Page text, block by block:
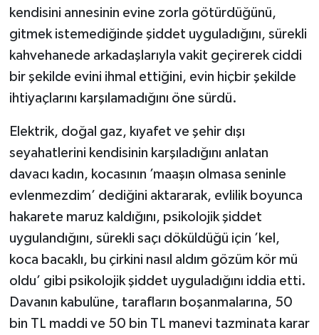
kendisini annesinin evine zorla götürdüğünü,
gitmek istemediğinde şiddet uyguladığını, sürekli
kahvehanede arkadaşlarıyla vakit geçirerek ciddi
bir şekilde evini ihmal ettiğini, evin hiçbir şekilde
ihtiyaçlarını karşılamadığını öne sürdü.
Elektrik, doğal gaz, kıyafet ve şehir dışı
seyahatlerini kendisinin karşıladığını anlatan
davacı kadın, kocasının ’maaşın olmasa seninle
evlenmezdim’ dediğini aktararak, evlilik boyunca
hakarete maruz kaldığını, psikolojik şiddet
uygulandığını, sürekli saçı döküldüğü için ’kel,
koca bacaklı, bu çirkini nasıl aldım gözüm kör mü
oldu’ gibi psikolojik şiddet uyguladığını iddia etti.
Davanın kabulüne, tarafların boşanmalarına, 50
bin TL maddi ve 50 bin TL manevi tazminata karar